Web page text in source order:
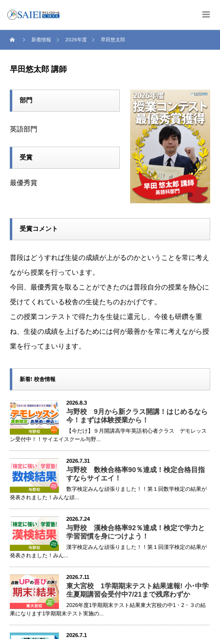
新着情報 2026年度 早田悠太郎
早田悠太郎 講師
部門
英語部門
受賞
最優秀賞
受賞コメント
普段はどうすれば生徒の成績が上がるのかということを常に考え
ながら授業を行っています。
今回、最優秀賞を取ることができたのは普段自分の授業を熱心に
受けてくれている校舎の生徒たちのおかげです。
この授業コンテストで得た力を生徒に還元し、今後も研鑽を重
ね、生徒の成績を上げるためには何が最善かを常に考えながら授
業を行ってまいります。
新着! 校舎情報
2026.8.3
与野校 9月から新クラス開講！はじめるなら
今！まずは体験授業から！
【今だけ】９月開講高学年英語初心者クラス デモレッス
ン受付中！！サイエイスクール与野...
2026.7.31
与野校 数検合格率90％達成！検定合格目指
すならサイエイ！
数字検定みんな頑張りました！！第１回数学検定の結果が
発表されました！みんな頑...
2026.7.24
与野校 漢検合格率92％達成！検定で学力と
学習習慣を身につけよう！
漢字検定みんな頑張りました！！第１回漢字検定の結果が
発表されました！みん...
2026.7.11
東大宮校 1学期期末テスト結果速報! 小･中学
生夏期講習会受付中7/21まで残席わずか
2026年度1学期期末テスト結果東大宮校の中1・2・３の結
果になります1学期期末テスト実施の...
2026.7.1